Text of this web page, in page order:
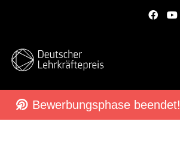
Bewerbungsphase beendet!